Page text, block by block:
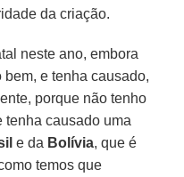
da criação.
neste ano, embora
e tenha causado,
porque não tenho
tenha causado uma
e da Bolívia, que é
temos que